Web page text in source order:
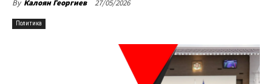
By Калоян Георгиев 27/05/2026
Политика